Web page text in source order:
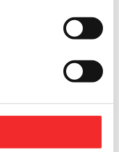
og træningsfaciliteter